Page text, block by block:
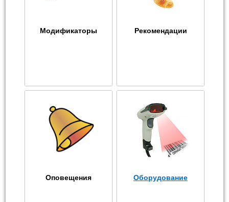
Модификаторы Рекомендации
Оповещения Оборудование